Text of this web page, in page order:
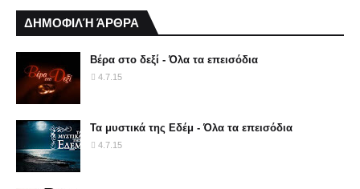
ΔΗΜΟΦΙΛΉ ΆΡΘΡΑ
Βέρα στο δεξί - Όλα τα επεισόδια
4.7.15
Τα μυστικά της Εδέμ - Όλα τα επεισόδια
4.7.15